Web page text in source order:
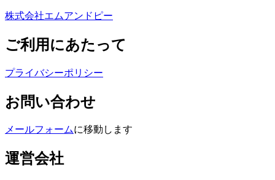
株式会社エムアンドピー
ご利用にあたって
プライバシーポリシー
お問い合わせ
メールフォームに移動します
運営会社